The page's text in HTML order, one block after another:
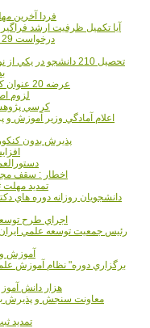
فردا آخرین
آیا تکمیل ظرفیت ارشد
درخواست 29 رشته کارشناسي ارشد بررسي مي شود
تحصيل 210 دانشجو در يکي از نوپاترين دانشکده‌هاي علوم پزشکي کشور
عرضه 20 عنوان کتاب با موضوع سبک زندگي به دانشگاه‌ها
لزوم
18 کرسي
اعلام آمادگي وزير آموزش
پذيرش بدون
اخطار : سقف
تمدید مهلت
دانشجويان روزانه دوره هاي
اجراي طرح توسعه
رئيس جمعيت توسعه علمي
آموزش
برگزاري دوره" نظام آموزش
40 هزار دانش
معاونت سنجش و پذيرش
تمديد